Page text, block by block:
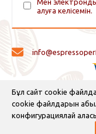
Бұл сайт cookie
cookie файлдарын
конфигурациялай
Мен
алуға келісемін.
© 2026 Espresso